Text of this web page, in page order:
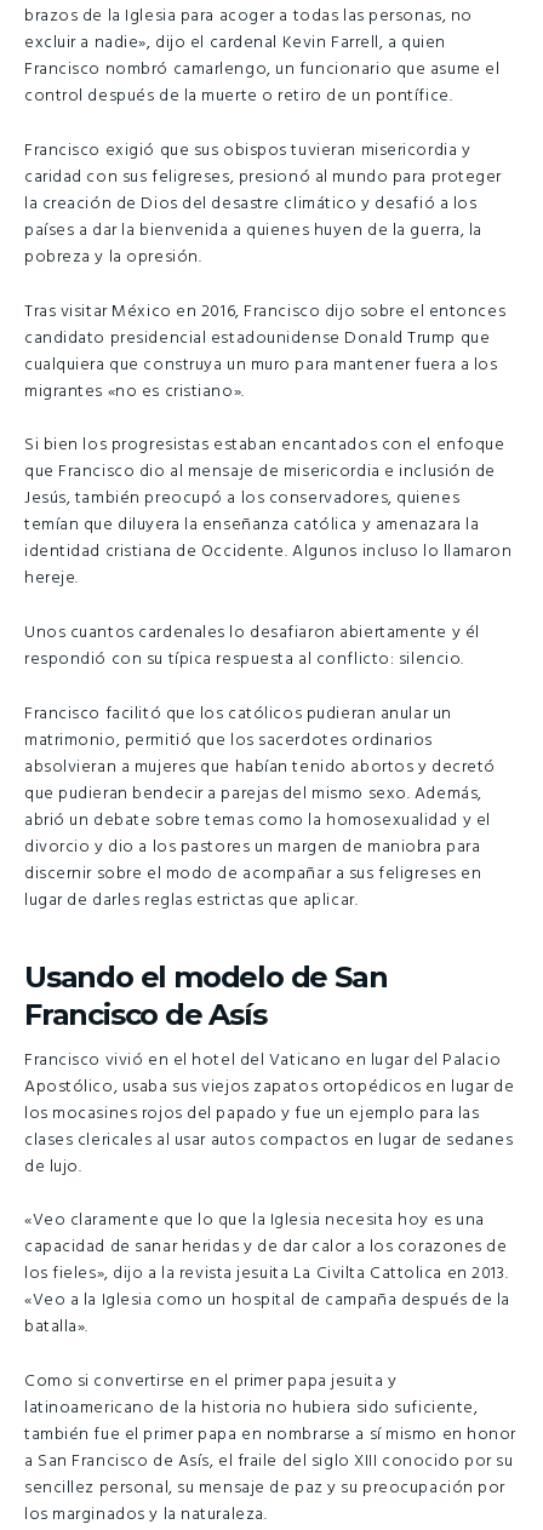
brazos de la Iglesia para acoger a todas las personas, no
excluir a nadie», dijo el cardenal Kevin Farrell, a quien
Francisco nombró camarlengo, un funcionario que asume el
control después de la muerte o retiro de un pontífice.
Francisco exigió que sus obispos tuvieran misericordia y
caridad con sus feligreses, presionó al mundo para proteger
la creación de Dios del desastre climático y desafió a los
países a dar la bienvenida a quienes huyen de la guerra, la
pobreza y la opresión.
Tras visitar México en 2016, Francisco dijo sobre el entonces
candidato presidencial estadounidense Donald Trump que
cualquiera que construya un muro para mantener fuera a los
migrantes «no es cristiano».
Si bien los progresistas estaban encantados con el enfoque
que Francisco dio al mensaje de misericordia e inclusión de
Jesús, también preocupó a los conservadores, quienes
temían que diluyera la enseñanza católica y amenazara la
identidad cristiana de Occidente. Algunos incluso lo llamaron
hereje.
Unos cuantos cardenales lo desafiaron abiertamente y él
respondió con su típica respuesta al conflicto: silencio.
Francisco facilitó que los católicos pudieran anular un
matrimonio, permitió que los sacerdotes ordinarios
absolvieran a mujeres que habían tenido abortos y decretó
que pudieran bendecir a parejas del mismo sexo. Además,
abrió un debate sobre temas como la homosexualidad y el
divorcio y dio a los pastores un margen de maniobra para
discernir sobre el modo de acompañar a sus feligreses en
lugar de darles reglas estrictas que aplicar.
Usando el modelo de San
Francisco de Asís
Francisco vivió en el hotel del Vaticano en lugar del Palacio
Apostólico, usaba sus viejos zapatos ortopédicos en lugar de
los mocasines rojos del papado y fue un ejemplo para las
clases clericales al usar autos compactos en lugar de sedanes
de lujo.
«Veo claramente que lo que la Iglesia necesita hoy es una
capacidad de sanar heridas y de dar calor a los corazones de
los fieles», dijo a la revista jesuita La Civilta Cattolica en 2013.
«Veo a la Iglesia como un hospital de campaña después de la
batalla».
Como si convertirse en el primer papa jesuita y
latinoamericano de la historia no hubiera sido suficiente,
también fue el primer papa en nombrarse a sí mismo en honor
a San Francisco de Asís, el fraile del siglo XIII conocido por su
sencillez personal, su mensaje de paz y su preocupación por
los marginados y la naturaleza.